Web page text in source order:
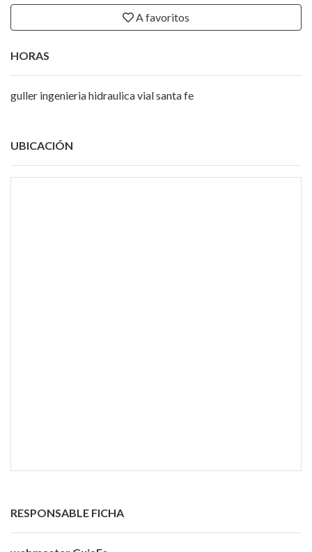
A favoritos
HORAS
guller ingenieria hidraulica vial santa fe
UBICACIÓN
RESPONSABLE FICHA